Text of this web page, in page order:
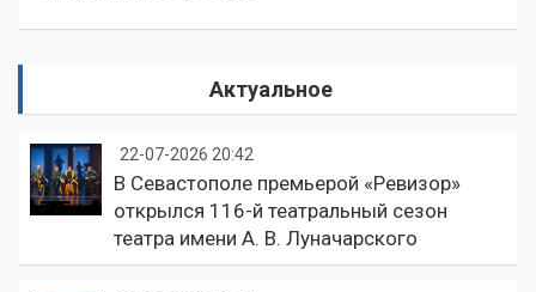
Актуальное
22-07-2026 20:42
В Севастополе премьерой «Ревизор»
открылся 116-й театральный сезон
театра имени А. В. Луначарского